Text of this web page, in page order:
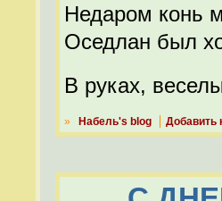
Недаром конь
Оседлан был
В руках,
» Набель's blog Добавить